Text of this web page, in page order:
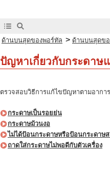
ด้านบนสุดของพอร์ทัล > ด้านบนสุดข
ปัญหาเกี่ยวกับกระดาษ
ตรวจสอบวิธีการแก้ไขปัญหาตามอาการ
กระดาษเป็นรอยย่น
กระดาษม้วนงอ
ไม่ได้ป้อนกระดาษหรือป้อนกระดาษ
ถาดใส่กระดาษไม่พอดีกับตัวเครื่อง